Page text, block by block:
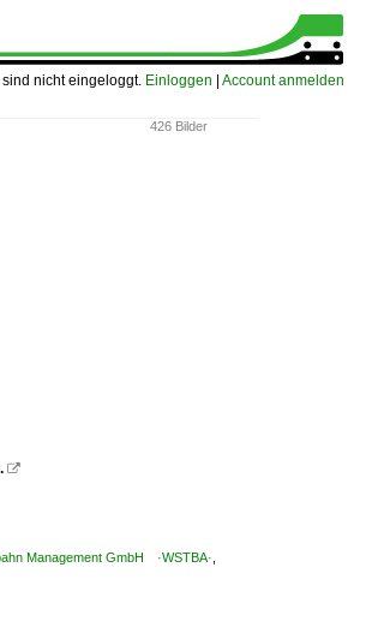
sind nicht eingeloggt. Einloggen Account anmelden
426 Bilder

Management GmbH ·WSTBA·